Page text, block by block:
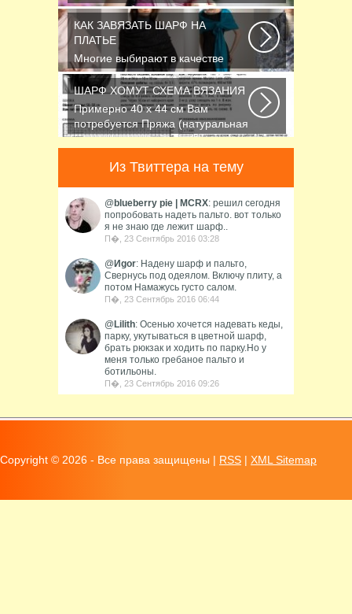
проблемой выбора слинга...
КАК ЗАВЯЗАТЬ ШАРФ НА
ПЛАТЬЕ
Многие выбирают в качестве
аксессуара красивый платок или
шарфик, однако...
ШАРФ ХОМУТ СХЕМА ВЯЗАНИЯ
Примерно 40 х 44 см Вам
потребуется Пряжа (натуральная
шерсть, альпака...
Из Твиттера на тему
@ blueberry pie | MCRХ: решил сегодня
попробовать надеть пальто. вот только
я не знаю где лежит шарф..
П�, 23 Сентябрь 2016 03:28
@ Иgor: Надену шарф и пальто,
Свернусь под одеялом. Включу плиту, а
потом Намажусь густо салом.
П�, 23 Сентябрь 2016 06:44
@ Lilith: Осенью хочется надевать кеды,
парку, укутываться в цветной шарф,
брать рюкзак и ходить по парку.Но у
меня только гребаное пальто и
ботильоны.
П�, 23 Сентябрь 2016 09:26
Copyright © 2026 - Все права защищены | RSS | XML Sitemap